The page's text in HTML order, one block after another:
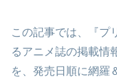
この記事では、『プ
るアニメ誌の掲載情
を、発売日順に網羅